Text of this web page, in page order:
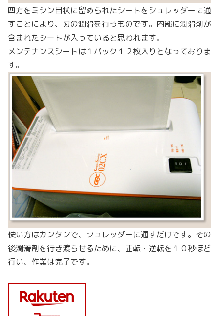
四方をミシン目状に留められたシートをシュレッダーに通
すことにより、刃の潤滑を行うものです。内部に潤滑剤が
含まれたシートが入っていると思われます。
メンテナンスシートは１パック１２枚入りとなっておりま
す。
使い方はカンタンで、シュレッダーに通すだけです。その
後潤滑剤を行き渡らせるために、正転・逆転を１０秒ほど
行い、作業は完了です。